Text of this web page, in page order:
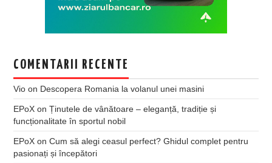
COMENTARII RECENTE
Vio on Descopera Romania la volanul unei masini
EPoX onȚinutele de vânătoare – eleganță, tradiție și
funcționalitate în sportul nobil
EPoX onCum să alegi ceasul perfect? Ghidul complet pentru
pasionați și începători